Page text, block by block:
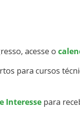
acesse o
para cursos
Interessepara